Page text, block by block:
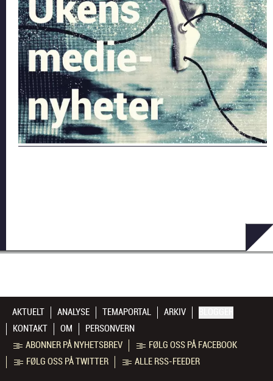
AKTUELT ANALYSE TEMAPORTAL ARKIV
KONTAKT
OM
PERSONVERN
ABONNER PÅ NYHETSBREV
FØLG OSS PÅ FACEBOOK
FØLG OSS PÅ TWITTER
ALLE RSS-FEEDER